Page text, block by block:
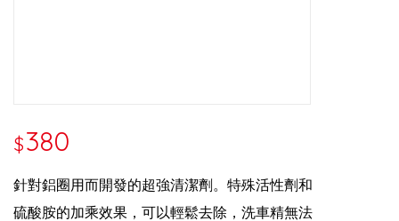
$380
針對鋁圈用而開發的超強清潔劑。特殊活性劑和
硫酸胺的加乘效果，可以輕鬆去除，洗車精無法